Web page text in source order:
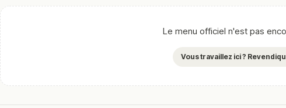
Le menu officiel n'est pas
Vous travaillez ici ?